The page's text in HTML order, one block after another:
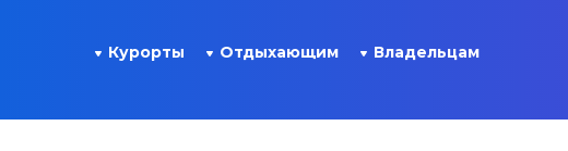
Курорты Отдыхающим Владельцам